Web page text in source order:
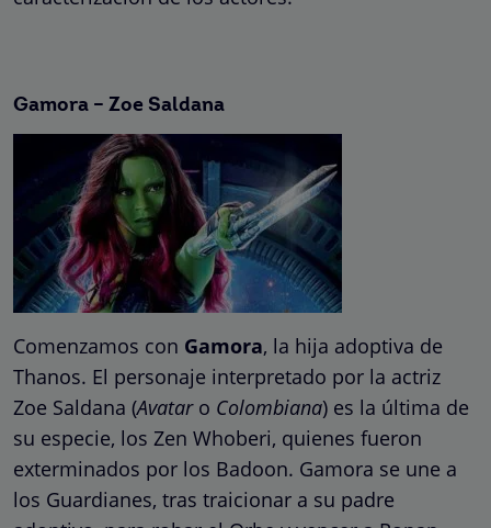
Gamora – Zoe Saldana
Comenzamos con Gamora, la hija adoptiva de
Thanos. El personaje interpretado por la actriz
Zoe Saldana (Avataro Colombiana) es la última de
su especie, los Zen Whoberi, quienes fueron
exterminados por los Badoon. Gamora se une a
los Guardianes, tras traicionar a su padre